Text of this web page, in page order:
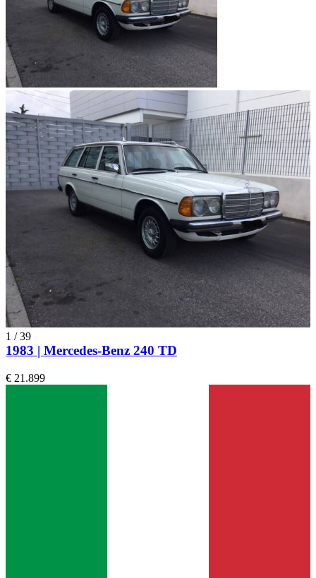
1 /39
1983 | Mercedes-Benz 240 TD
€ 21.899